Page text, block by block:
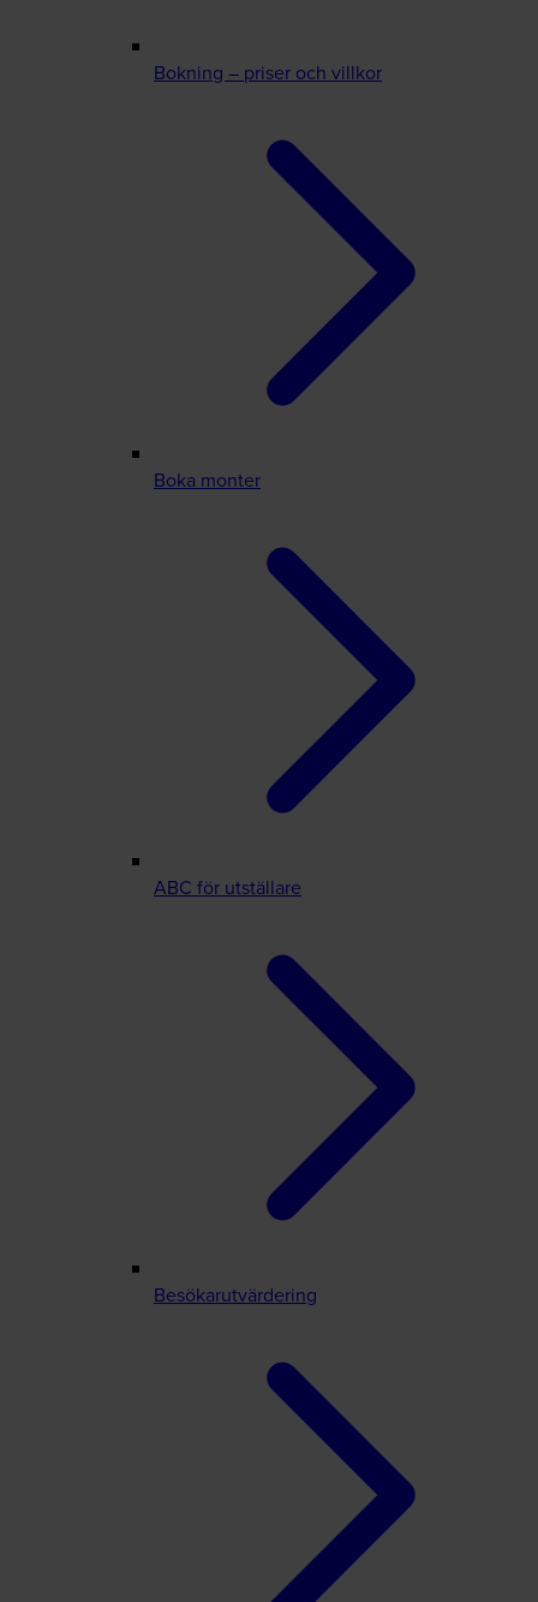
Bokning – priser och villkor
Boka monter
ABC för utställare
Besökarutvärdering